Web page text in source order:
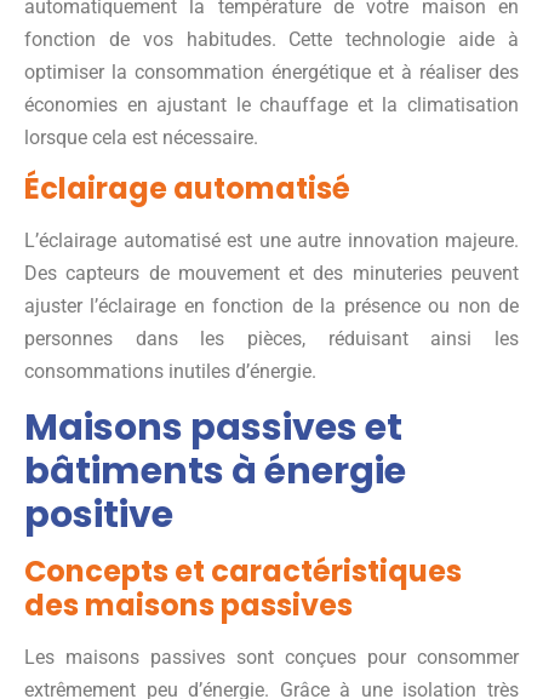
automatiquement la température de votre maison en
fonction de vos habitudes. Cette technologie aide à
optimiser la consommation énergétique et à réaliser des
économies en ajustant le chauffage et la climatisation
lorsque cela est nécessaire.
Éclairage automatisé
L’éclairage automatisé est une autre innovation majeure.
Des capteurs de mouvement et des minuteries peuvent
ajuster l’éclairage en fonction de la présence ou non de
personnes dans les pièces, réduisant ainsi les
consommations inutiles d’énergie.
Maisons passives et
bâtiments à énergie
positive
Concepts et caractéristiques
des maisons passives
Les maisons passives sont conçues pour consommer
extrêmement peu d’énergie. Grâce à une isolation très